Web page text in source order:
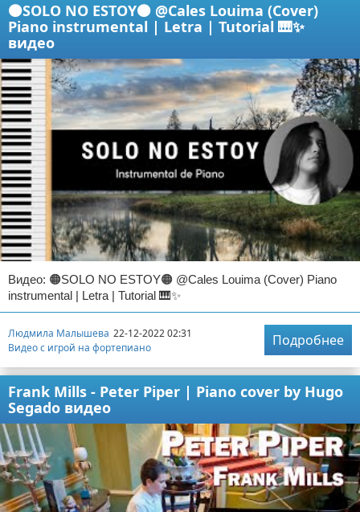
🟠SOLO NO ESTOY🟠 @Cales Louima (Cover)
Piano instrumental | Letra | Tutorial 🎹✨
видео
Видео: 🟠SOLO NO ESTOY🟠 @Cales Louima (Cover) Piano
instrumental | Letra | Tutorial 🎹✨
Людмила Малышева 22-12-2022 02:31
Видео с игрой на фортепиано
Подробнее
Frank Mills - Peter Piper | Piano cover by Hugo
Segado видео